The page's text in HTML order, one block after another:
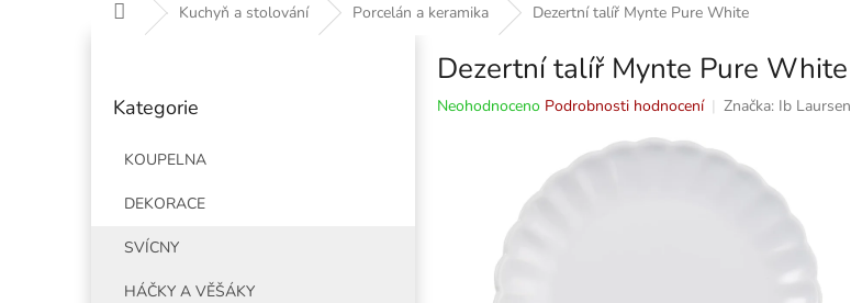
Domů Kuchyň a stolování Porcelán a keramika Dezertní talíř Mynte Pure White
kategorie
Kategorie
KOUPELNA
DEKORACE
SVÍCNY
HÁČKY A VĚŠÁKY
Dezertní talíř Mynte Pure White
Průměrné
Neohodnoceno Podrobnosti hodnocení Značka: Ib Laursen